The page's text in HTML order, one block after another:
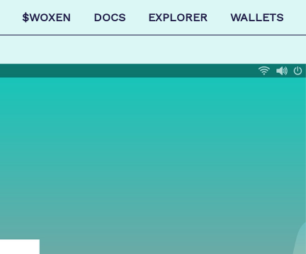
$WOXEN DOCS EXPLORER WALLETS